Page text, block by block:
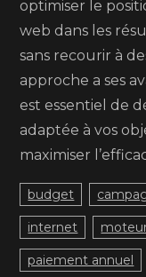
optimiser le
web dans les
sans recourir à
approche a ses
est essentiel de
adaptée à vos
maximiser
budget
internet
paiement annuel